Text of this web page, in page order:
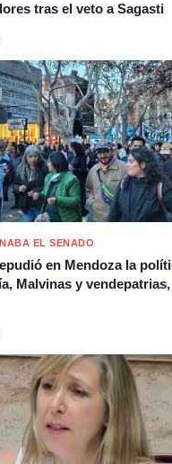
tras el veto a Sagasti
EL SENADO
en Mendoza la
Malvinas y